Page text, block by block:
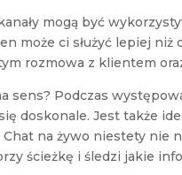
mogą być
może ci służyć lepiej niż
rozmowa z klientem
sens? Podczas
doskonale. Jest także
na żywo niestety nie
ścieżkę i śledzi jakie